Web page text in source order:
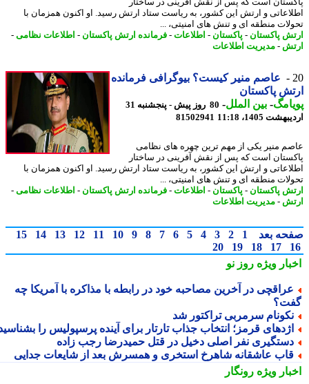
و ارتش این کشور، به ریاست ستاد ارتش رسید. او اکنون همزمان با
منطقه ای و تنش های امنیتی، ...
پاکستان-پاکستان-اطلاعات-فرمانده ارتش پاکستان-اطلاعات نظامی-
-مدیریت اطلاعات
عاصم منیر کیست؟ بیوگرافی فرمانده
پاکستان
-بین الملل-
80 روز پیش - پنجشنبه 31
1405، 11:18
81502941
منیر یکی از مهم ترین چهره های نظامی
است که پس از نقش آفرینی در ساختار
و ارتش این کشور، به ریاست ستاد ارتش رسید. او اکنون همزمان با
منطقه ای و تنش های امنیتی، ...
پاکستان-پاکستان-اطلاعات-فرمانده ارتش پاکستان-اطلاعات نظامی-
-مدیریت اطلاعات
بعد 1
2
3
4
5
6
7
8
9
10
11
12
13
14
15
17
18
19
20
ویژهروز نو
در آخرین مصاحبه خود در رابطه با مذاکره با آمریکا چه
سرمربی تراکتور شد
قرمز؛ انتخاب جذاب تارتار برای آینده پرسپولیس را بشناسید
نفر اصلی دخیل در قتل حمیدرضا رجب زاده
عاشقانه شاهرخ استخری و همسرش بعد از شایعات جدایی
ویژهرونگار